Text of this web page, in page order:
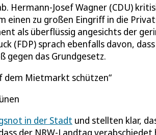
Hermann-Josef Wagner (CDU)
einen zu großen Eingriff in die
als überflüssig angesichts der
(FDP) sprach ebenfalls davon,
gegen das Grundgesetz.
dem Mietmarkt schützen
in der Stadt und stellten klar,
der NRW-Landtag verabschiedet